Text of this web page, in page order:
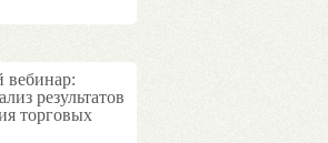
вебинар:
результатов
торговых